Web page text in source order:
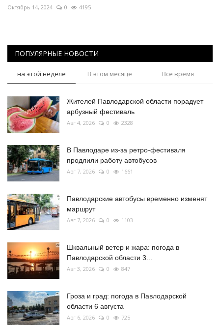
Октябрь 14, 2024 0 4195
ПОПУЛЯРНЫЕ НОВОСТИ
на этой неделе В этом месяце Все время
Жителей Павлодарской области порадует
арбузный фестиваль
Авг 4, 2026 0 2328
В Павлодаре из-за ретро-фестиваля
продлили работу автобусов
Авг 7, 2026 0 1661
Павлодарские автобусы временно изменят
маршрут
Авг 7, 2026 0 1103
Шквальный ветер и жара: погода в
Павлодарской области 3...
Авг 3, 2026 0 847
Гроза и град: погода в Павлодарской
области 6 августа
Авг 6, 2026 0 725